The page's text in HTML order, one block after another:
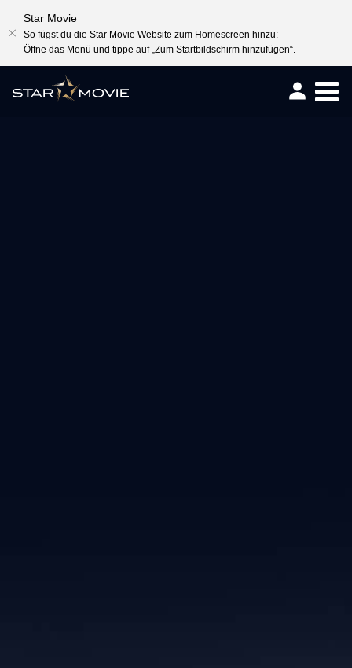
Star Movie
So fügst du die Star Movie Website zum Homescreen hinzu:
Öffne das Menü und tippe auf „Zum Startbildschirm hinzufügen“.